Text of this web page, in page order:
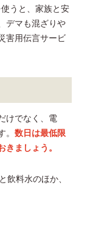
使うと、家族と安
デマも混ざりや
害用伝言サービ
けでなく、電
。 数日は最低限
きましょう。
飲料水のほか、